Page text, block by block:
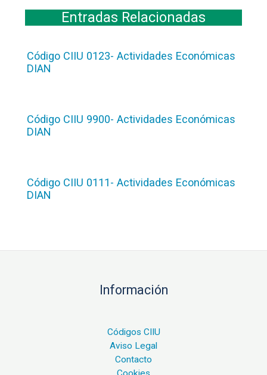
Entradas Relacionadas
Código CIIU 0123- Actividades Económicas
DIAN
Código CIIU 9900- Actividades Económicas
DIAN
Código CIIU 0111- Actividades Económicas
DIAN
Información
Códigos CIIU
Aviso Legal
Contacto